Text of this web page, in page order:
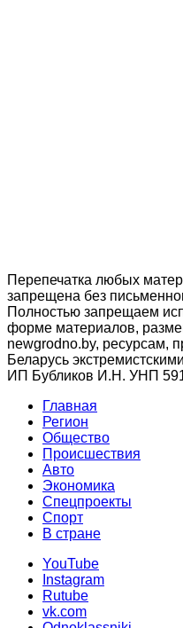
Перепечатка любых
запрещена без
Полностью запрещаем
форме материалов,
newgrodno.by, ресурсам,
Беларусь
ИП Бубликов И.Н. УНП
Главная
Регион
Общество
Происшествия
Авто
Экономика
Спецпроекты
Cпорт
В стране
YouTube
Instagram
Rutube
vk.com